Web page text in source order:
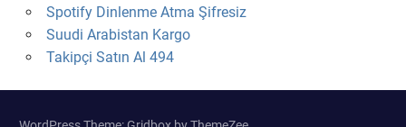
Spotify Dinlenme Atma Şifresiz
Suudi Arabistan Kargo
Takipçi Satın Al 494